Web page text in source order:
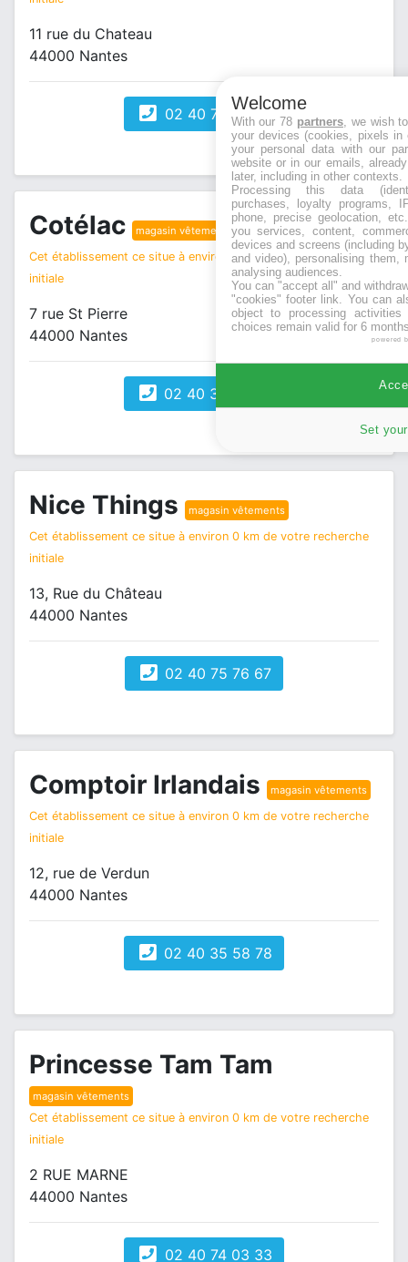
11 rue du Chateau
44000 Nantes
02 40 74 58 59
Cotélac magasin vêtements
Cet établissement ce situe à environ 0 km de votre recherche
initiale
7 rue St Pierre
44000 Nantes
02 40 35 27 40
Nice Things magasin vêtements
Cet établissement ce situe à environ 0 km de votre recherche
initiale
13, Rue du Château
44000 Nantes
02 40 75 76 67
Comptoir Irlandais magasin vêtements
Cet établissement ce situe à environ 0 km de votre recherche
initiale
12, rue de Verdun
44000 Nantes
02 40 35 58 78
Princesse Tam Tam
magasin vêtements
Cet établissement ce situe à environ 0 km de votre recherche
initiale
2 RUE MARNE
44000 Nantes
02 40 74 03 33
Welcome
With our 78 partners, we wish
your devices (cookies, pixels
your personal data with our
website or in our emails,
later, including in other contexts.
Processing this data
purchases, loyalty programs,
phone, precise geolocation,
you services, content,
devices and screens (including
and video), personalising them,
analysing audiences.
You can "accept all" and
"cookies" footer link . You can
object to processing
choices remain valid for 6
powered
Set